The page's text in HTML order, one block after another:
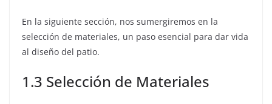
En la siguiente sección, nos sumergiremos en la
selección de materiales, un paso esencial para dar vida
al diseño del patio.
1.3 Selección de Materiales